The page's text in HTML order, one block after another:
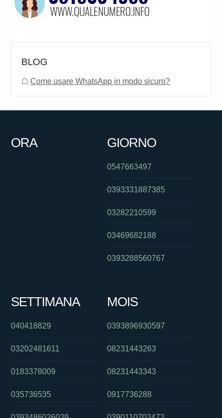
BLOG
☖Come usare WhatsApp in modo sicuro?
ORA GIORNO
0547663497
0393331887385
03282210599
03469682188
0393288560767
SETTIMANA
040418829
03202481611
0183378009
035736535
MOIS
0393896930597
08231443263
08231443343
0917736288